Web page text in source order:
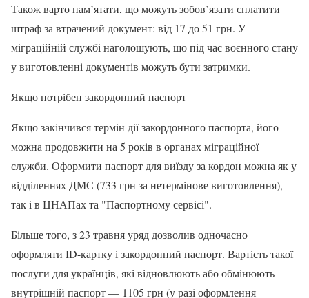
Також варто пам’ятати, що можуть зобов’язати сплатити
штраф за втрачений документ: від 17 до 51 грн. У
міграційній службі наголошують, що під час воєнного стану
у виготовленні документів можуть бути затримки.
Якщо потрібен закордонний паспорт
Якщо закінчився термін дії закордонного паспорта, його
можна продовжити на 5 років в органах міграційної
служби. Оформити паспорт для виїзду за кордон можна як у
відділеннях ДМС (733 грн за нетермінове виготовлення),
так і в ЦНАПах та "Паспортному сервісі".
Більше того, з 23 травня уряд дозволив одночасно
оформляти ID-картку і закордонний паспорт. Вартість такої
послуги для українців, які відновлюють або обмінюють
внутрішній паспорт — 1105 грн (у разі оформлення